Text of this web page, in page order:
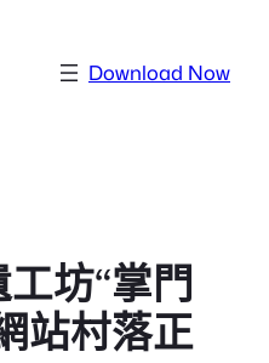
Download Now
坊“掌門
站村落正